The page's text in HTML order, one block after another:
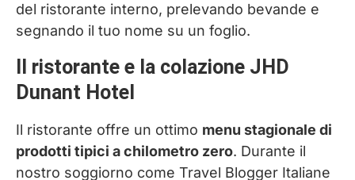
del ristorante interno, prelevando bevande e
segnando il tuo nome su un foglio.
Il ristorante e la colazione JHD
Dunant Hotel
Il ristorante offre un ottimo menu stagionale di
prodotti tipici a chilometro zero. Durante il
nostro soggiorno come Travel Blogger Italiane